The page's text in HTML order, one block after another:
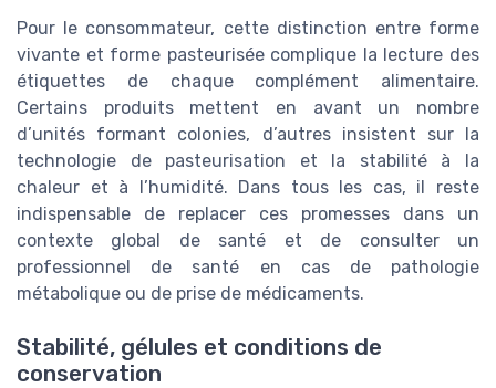
Pour le consommateur, cette distinction entre forme
vivante et forme pasteurisée complique la lecture des
étiquettes de chaque complément alimentaire.
Certains produits mettent en avant un nombre
d’unités formant colonies, d’autres insistent sur la
technologie de pasteurisation et la stabilité à la
chaleur et à l’humidité. Dans tous les cas, il reste
indispensable de replacer ces promesses dans un
contexte global de santé et de consulter un
professionnel de santé en cas de pathologie
métabolique ou de prise de médicaments.
Stabilité, gélules et conditions de
conservation